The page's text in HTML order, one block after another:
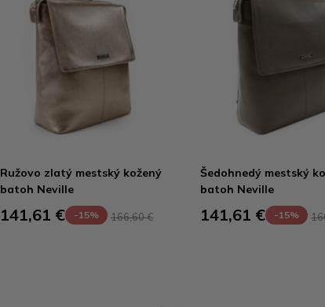
Ružovo zlatý mestský kožený
batoh Neville
141,61 € -15% 166,60 €
Šedohnedý mestský
batoh Neville
141,61 € -15%